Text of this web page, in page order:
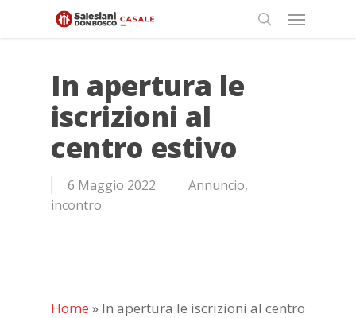
Menu
In apertura le
iscrizioni al
centro estivo
6 Maggio 2022 Annuncio,
incontro
Home » In apertura le iscrizioni al centro